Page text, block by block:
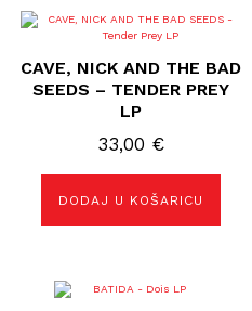
CAVE, NICK AND THE BAD
SEEDS – TENDER PREY
LP
33,00 €
DODAJ U KOŠARICU